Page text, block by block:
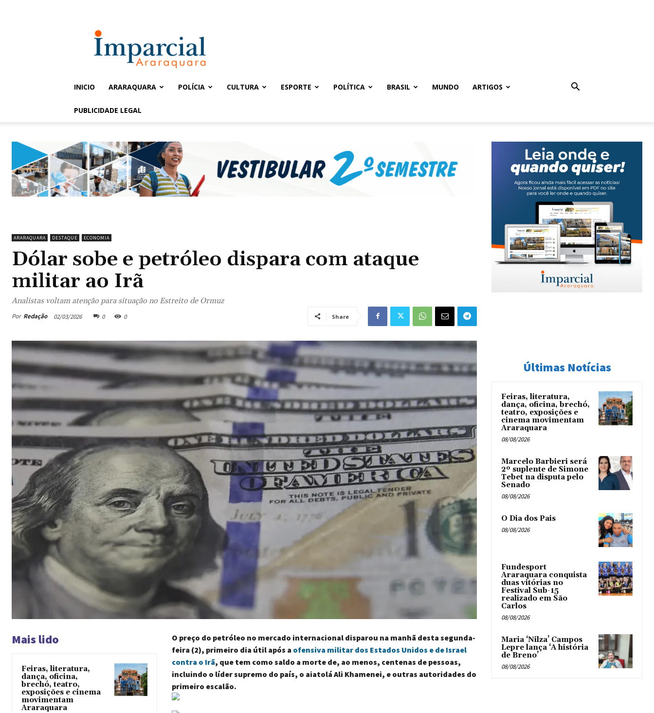
Imparcial
INICIO ARARAQUARA POLÍCIA CULTURA ESPORTE POLÍTICA BRASIL MUNDO ARTIGOS
PUBLICIDADE LEGAL
ARARAQUARA DESTAQUE ECONOMIA
Dólar sobe e petróleo dispara com ataque
militar ao Irã
Analistas voltam atenção para situação no Estreito de Ormuz
Por Redação 02/03/2026 0 0 Share
Mais lido
Feiras, literatura,
dança, oficina,
brechó, teatro,
exposições e cinema
movimentam
Araraquara
O preço do petróleo no mercado internacional disparou na manhã desta segunda-
feira (2), primeiro dia útil após a ofensiva militar dos Estados Unidos e de Israel
contra o Irã, que tem como saldo a morte de, ao menos, centenas de pessoas,
incluindo o líder supremo do país, o aiatolá Ali Khamenei, e outras autoridades do
primeiro escalão.
Últimas Notícias
Feiras, literatura,
dança, oficina, brechó,
teatro, exposições e
cinema movimentam
Araraquara
08/08/2026
Marcelo Barbieri será
2º suplente de Simone
Tebet na disputa pelo
Senado
08/08/2026
O Dia dos Pais
08/08/2026
Fundesport
Araraquara conquista
duas vitórias no
Festival Sub-15
realizado em São
Carlos
08/08/2026
Maria ‘Nilza’ Campos
Lepre lança ‘A história
de Breno’
08/08/2026